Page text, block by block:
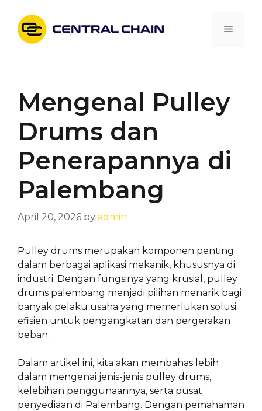
content
Menu
Mengenal Pulley
Drums dan
Penerapannya di
Palembang
April 20, 2026 by admin
Pulley drums merupakan komponen penting
dalam berbagai aplikasi mekanik, khususnya di
industri. Dengan fungsinya yang krusial, pulley
drums palembang menjadi pilihan menarik bagi
banyak pelaku usaha yang memerlukan solusi
efisien untuk pengangkatan dan pergerakan
beban.
Dalam artikel ini, kita akan membahas lebih
dalam mengenai jenis-jenis pulley drums,
kelebihan penggunaannya, serta pusat
penyediaan di Palembang. Dengan pemahaman